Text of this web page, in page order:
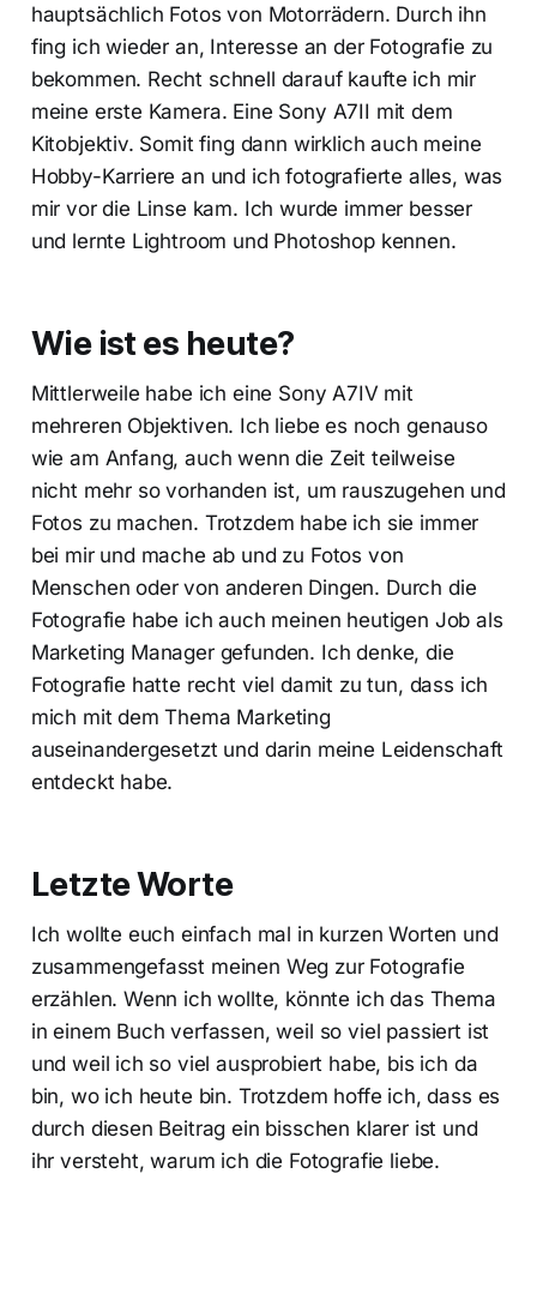
hauptsächlich Fotos von Motorrädern. Durch ihn
fing ich wieder an, Interesse an der Fotografie zu
bekommen. Recht schnell darauf kaufte ich mir
meine erste Kamera. Eine Sony A7II mit dem
Kitobjektiv. Somit fing dann wirklich auch meine
Hobby-Karriere an und ich fotografierte alles, was
mir vor die Linse kam. Ich wurde immer besser
und lernte Lightroom und Photoshop kennen.
Wie ist es heute?
Mittlerweile habe ich eine Sony A7IV mit
mehreren Objektiven. Ich liebe es noch genauso
wie am Anfang, auch wenn die Zeit teilweise
nicht mehr so vorhanden ist, um rauszugehen und
Fotos zu machen. Trotzdem habe ich sie immer
bei mir und mache ab und zu Fotos von
Menschen oder von anderen Dingen. Durch die
Fotografie habe ich auch meinen heutigen Job als
Marketing Manager gefunden. Ich denke, die
Fotografie hatte recht viel damit zu tun, dass ich
mich mit dem Thema Marketing
auseinandergesetzt und darin meine Leidenschaft
entdeckt habe.
Letzte Worte
Ich wollte euch einfach mal in kurzen Worten und
zusammengefasst meinen Weg zur Fotografie
erzählen. Wenn ich wollte, könnte ich das Thema
in einem Buch verfassen, weil so viel passiert ist
und weil ich so viel ausprobiert habe, bis ich da
bin, wo ich heute bin. Trotzdem hoffe ich, dass es
durch diesen Beitrag ein bisschen klarer ist und
ihr versteht, warum ich die Fotografie liebe.